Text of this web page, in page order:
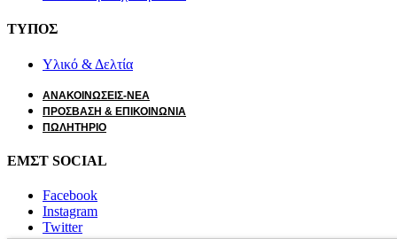
ΤΥΠΟΣ
Υλικό & Δελτία
ΑΝΑΚΟΙΝΩΣΕΙΣ-ΝΕΑ
ΠΡΟΣΒΑΣΗ & ΕΠΙΚΟΙΝΩΝΙΑ
ΠΩΛΗΤΗΡΙΟ
ΕΜΣΤ SOCIAL
Facebook
Instagram
Twitter